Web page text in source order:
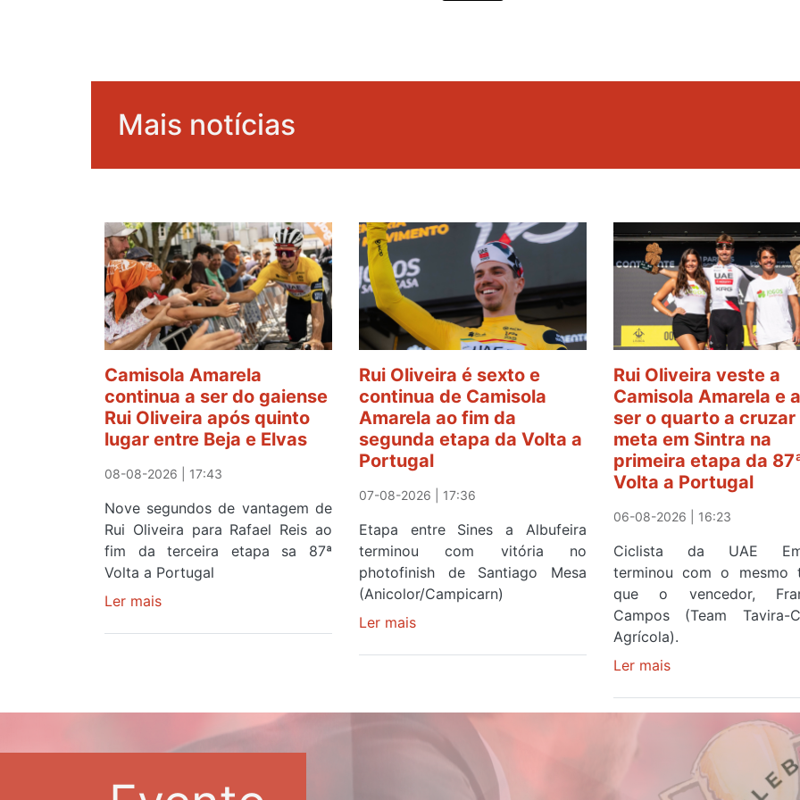
Mais notícias
Camisola Amarela
continua a ser do gaiense
Rui Oliveira após quinto
lugar entre Beja e Elvas
08-08-2026 | 17:43
Nove segundos de vantagem de
Rui Oliveira para Rafael Reis ao
fim da terceira etapa sa 87ª
Volta a Portugal
Ler mais
ser
gaiense
Oliveira
Rui Oliveira é sexto e
continua de Camisola
Amarela ao fim da
segunda etapa da Volta a
Portugal
07-08-2026 | 17:36
Etapa entre Sines a Albufeira
terminou com vitória no
photofinish de Santiago Mesa
(Anicolor/Campicarn)
Ler maissobre
sexto
Camisola
Rui Oliveira veste a
Camisola Amarela e
ser o quarto a cruzar
meta em Sintra na
primeira etapa da
Volta a Portugal
06-08-2026 | 16:23
Ciclista da UAE
terminou com o mesmo
que o vencedor,
Campos (Team Tavira-
Agrícola).
Ler maissobre
Oliveira
Camisola
Amarela